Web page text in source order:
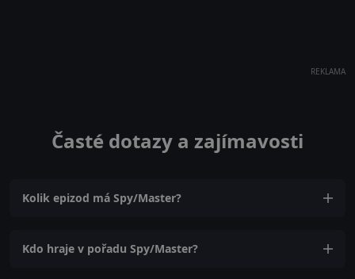
REKLAMA
Časté dotazy a zajímavosti
Kolik epizod má Spy/Master?
Kdo hraje v pořadu Spy/Master?